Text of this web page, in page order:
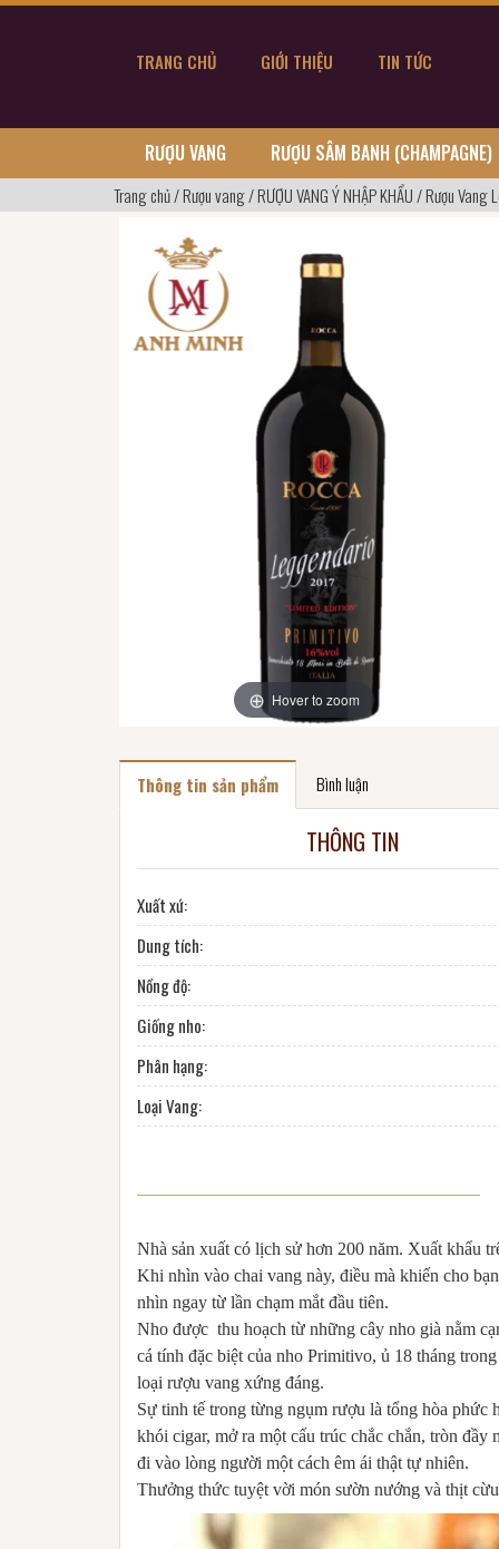
TRANG CHỦ GIỚI THIỆU TIN TỨC
RƯỢU VANG RƯỢU SÂM BANH (CHAMPAGNE)
Trang chủ/Rượu vang/RƯỢU VANG Ý NHẬP KHẨU/Rượu Vang
Hover to zoom
Thông tin sản phẩm Bình luận
THÔNG TIN
Xuất xứ:
Dung tích:
Nồng độ:
Giống nho:
Phân hạng:
Loại Vang:
Nhà sản xuất có lịch sử hơn 200 năm. Xuất khẩu
Khi nhìn vào chai vang này, điều mà khiến cho
nhìn ngay từ lần chạm mắt đầu tiên.
Nho được thu hoạch từ những cây nho già nằm
cá tính đặc biệt của nho Primitivo, ủ 18 tháng
loại rượu vang xứng đáng.
Sự tinh tế trong từng ngụm rượu là tổng hòa phức
khói cigar, mở ra một cấu trúc chắc chắn, tròn
đi vào lòng người một cách êm ái thật tự nhiên.
Thưởng thức tuyệt vời món sườn nướng và thịt